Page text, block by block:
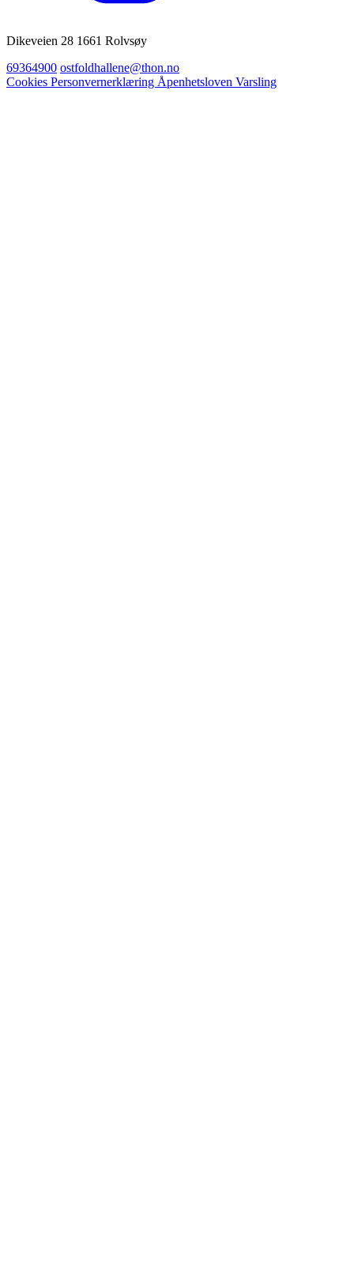
Dikeveien 28 1661 Rolvsøy
69364900 ostfoldhallene@thon.no
Cookies Personvernerklæring Åpenhetsloven Varsling